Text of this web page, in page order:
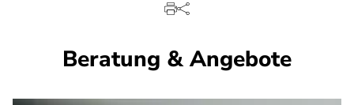
Beratung & Angebote